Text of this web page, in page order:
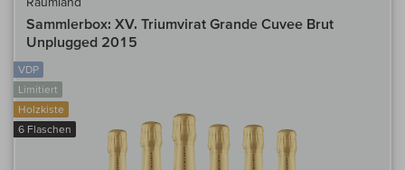
Sammlerbox: XV. Triumvirat Grande Cuvee Brut
Unplugged 2015
VDP
Limitiert
Holzkiste
6 Flaschen